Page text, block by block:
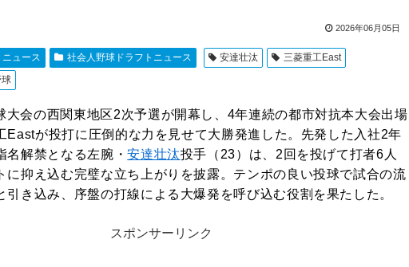
2026年06月05日
ュース 社会人野球ドラフトニュース 安達壮汰
三菱重工East
大会の西関東地区2次予選が開幕し、4年連続の都市対抗本大会出場
Eastが投打に圧倒的な力を見せて大勝発進した。先発した入社2年
名解禁となる左腕・安達壮汰投手（23）は、2回を投げて打者6人
に抑え込む完璧な立ち上がりを披露。テンポの良い投球で試合の流
引き込み、序盤の打線による大爆発を呼び込む役割を果たした。
スポンサーリンク